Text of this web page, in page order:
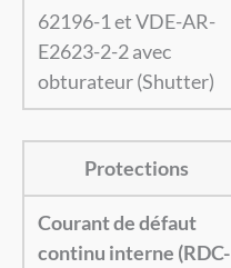
62196-1 et VDE-AR-
E2623-2-2 avec
obturateur (Shutter)
Protections
Courant de défaut
continu interne (RDC-